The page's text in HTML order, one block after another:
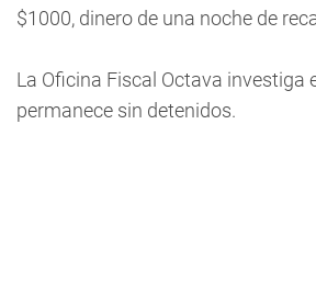
$1000, dinero de una noche de
La Oficina Fiscal Octava investiga
permanece sin detenidos.